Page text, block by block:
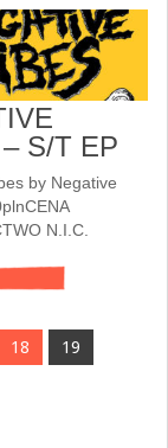
S/T EP
by Negative
N.I.C.
18 19